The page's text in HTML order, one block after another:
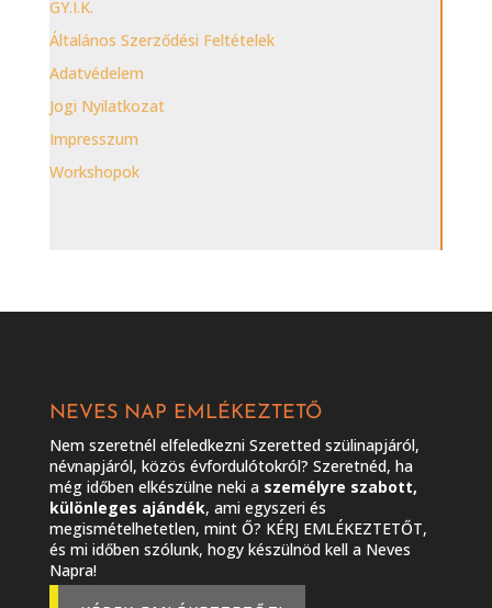
GY.I.K.
Általános Szerződési Feltételek
Adatvédelem
Jogi Nyilatkozat
Impresszum
Workshopok
NEVES NAP EMLÉKEZTETŐ
Nem szeretnél elfeledkezni Szeretted szülinapjáról,
névnapjáról, közös évfordulótokról? Szeretnéd, ha
még időben elkészülne neki a személyre szabott,
különleges ajándék, ami egyszeri és
megismételhetetlen, mint Ő? KÉRJ EMLÉKEZTETŐT,
és mi időben szólunk, hogy készülnöd kell a Neves
Napra!